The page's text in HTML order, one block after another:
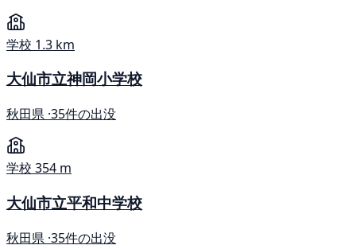
学校 1.3 km
大仙市立神岡小学校
秋田県 ·35件の出没
学校 354 m
大仙市立平和中学校
秋田県 ·35件の出没